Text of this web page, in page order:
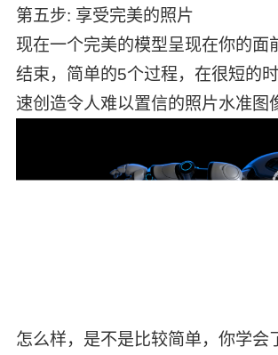
第五步: 享受完美的照片
现在一个完美的模型呈现在你的面
结束，简单的5个过程，在很短的
速创造令人难以置信的照片水准图
怎么样，是不是比较简单，你学会